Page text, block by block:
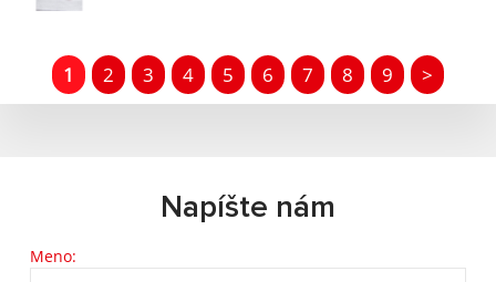
1 2 3 4 5 6 7 8 9 >
Napíšte nám
Meno: